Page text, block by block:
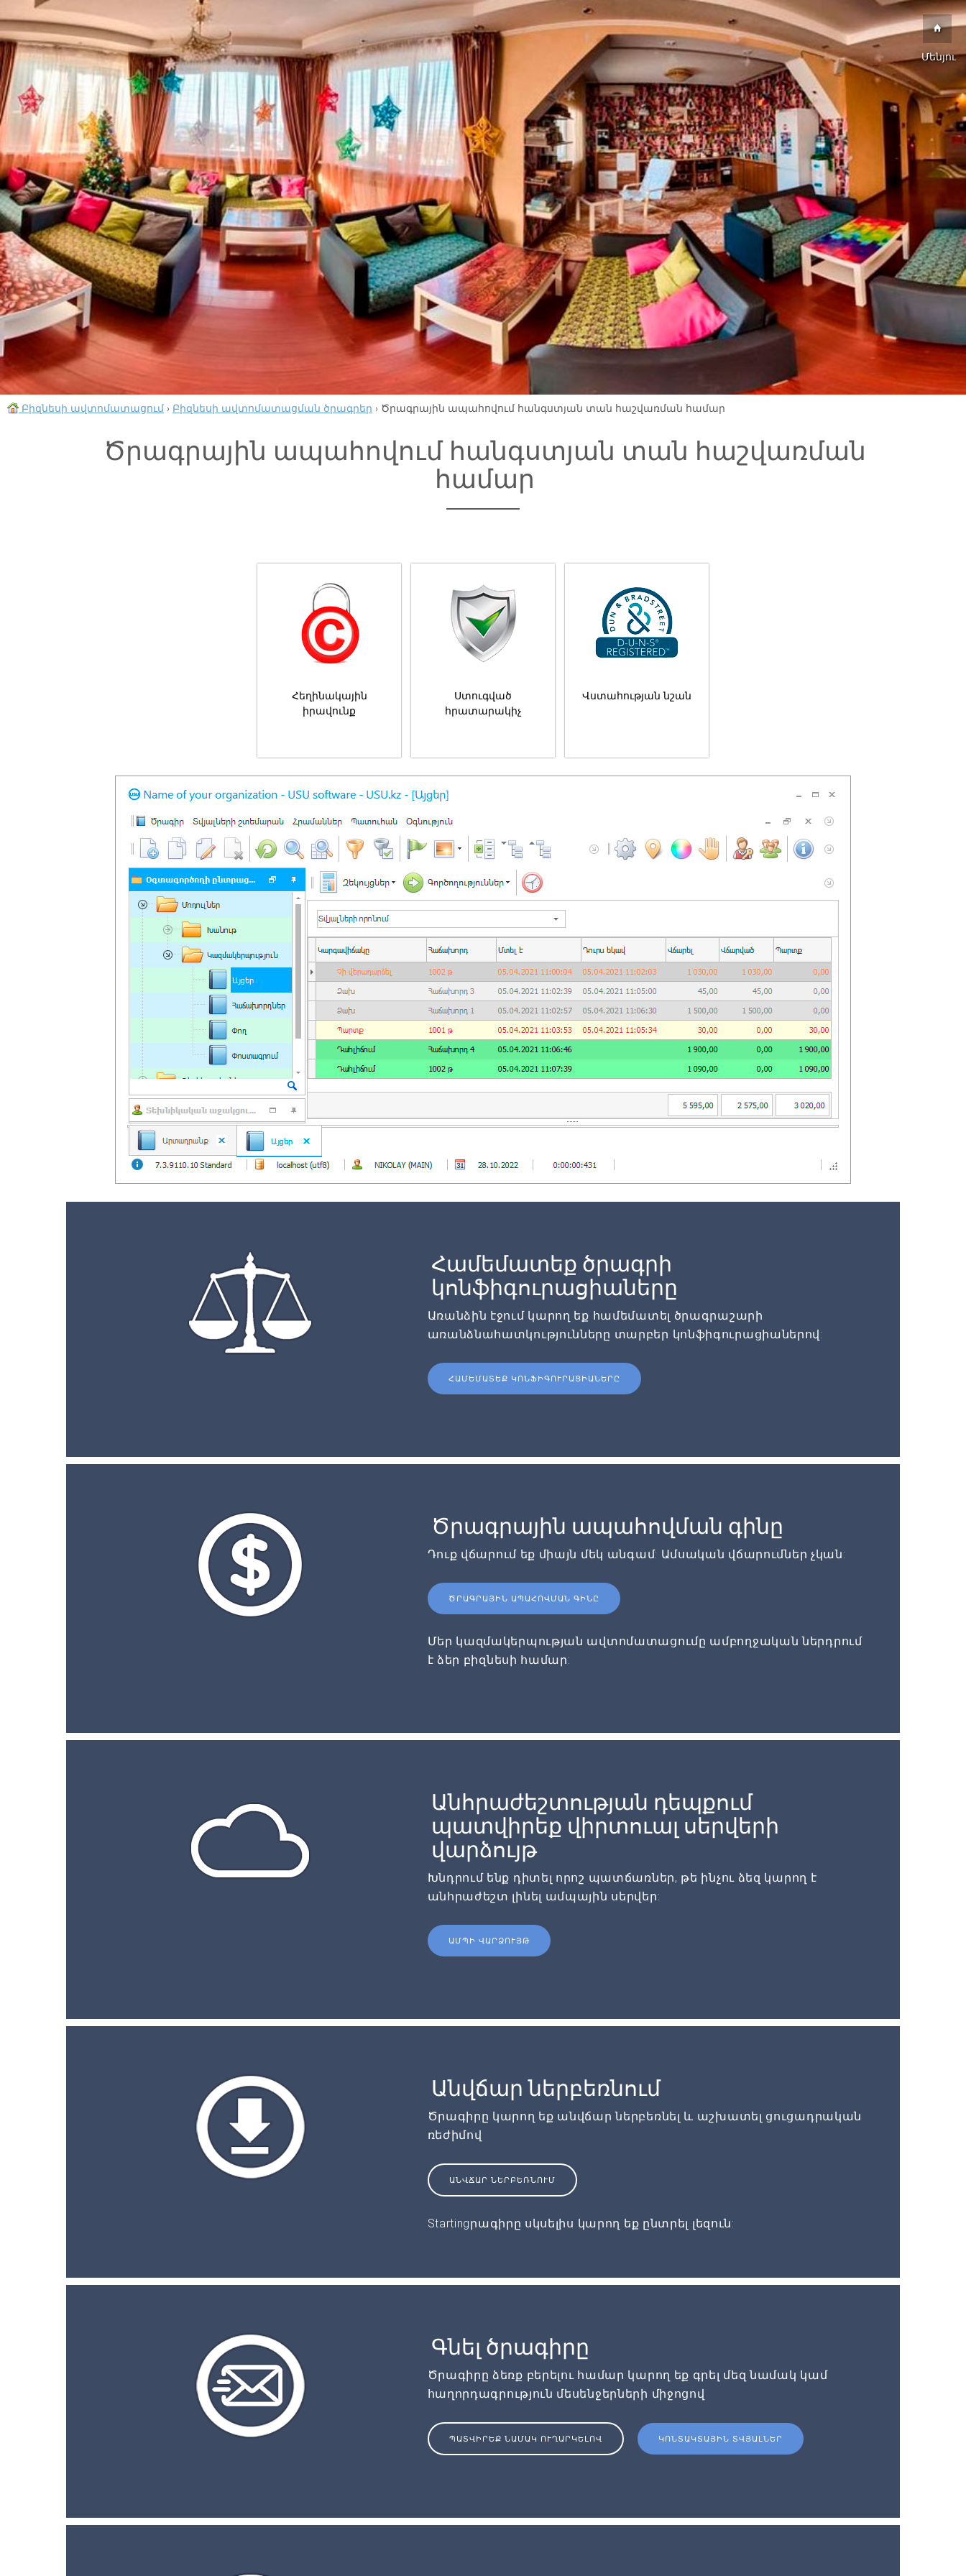
Մենյու
Բիզնեսի ավտոմատացում › Բիզնեսի ավտոմատացման ծրագրեր › Ծրագրային ապահովում հանգստյան տան հաշվառման համար
Ծրագրային ապահովում հանգստյան տան հաշվառման
համար
Հեղինակային
իրավունք
Ստուգված
հրատարակիչ
Վստահության նշան
Համեմատեք ծրագրի
կոնֆիգուրացիաները
Առանձին էջում կարող եք համեմատել ծրագրաշարի
առանձնահատկությունները տարբեր կոնֆիգուրացիաներով:
ՀԱՄԵՄԱՏԵՔ ԿՈՆՖԻԳՈՒՐԱՑԻԱՆԵՐԸ
Ծրագրային ապահովման գինը
Դուք վճարում եք միայն մեկ անգամ: Ամսական վճարումներ չկան:
ԾՐԱԳՐԱՅԻՆ ԱՊԱՀՈՎՄԱՆ ԳԻՆԸ
Մեր կազմակերպության ավտոմատացումը ամբողջական ներդրում
է ձեր բիզնեսի համար:
Անհրաժեշտության դեպքում
պատվիրեք վիրտուալ սերվերի
վարձույթ
Խնդրում ենք դիտել որոշ պատճառներ, թե ինչու ձեզ կարող է
անհրաժեշտ լինել ամպային սերվեր:
ԱՄՊԻ ՎԱՐՁՈՒՅԹ
Անվճար ներբեռնում
Ծրագիրը կարող եք անվճար ներբեռնել և աշխատել ցուցադրական
ռեժիմով
ԱՆՎՃԱՐ ՆԵՐԲԵՌՆՈՒՄ
Startingրագիրը սկսելիս կարող եք ընտրել լեզուն:
Գնել ծրագիրը
Ծրագիրը ձեռք բերելու համար կարող եք գրել մեզ նամակ կամ
հաղորդագրություն մեսենջերների միջոցով
ՊԱՏՎԻՐԵՔ ՆԱՄԱԿ ՈՒՂԱՐԿԵԼՈՎ ԿՈՆՏԱԿՏԱՅԻՆ ՏՎՅԱԼՆԵՐ